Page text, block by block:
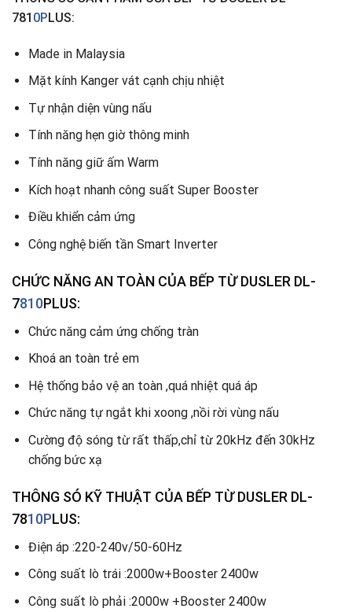
781 0PLUS:
Made in Malaysia
Mặt kính Kanger vát cạnh chịu nhiệt
Tự nhận diện vùng nấu
Tính năng hẹn giờ thông minh
Tính năng giữ ấm Warm
Kích hoạt nhanh công suất Super Booster
Điều khiển cảm ứng
Công nghệ biến tần Smart Inverter
CHỨC NĂNG AN TOÀN CỦA BẾP TỪ DUSLER DL-
7810PLUS:
Chức năng cảm ứng chống tràn
Khoá an toàn trẻ em
Hệ thống bảo vệ an toàn ,quá nhiệt quá áp
Chức năng tự ngắt khi xoong ,nồi rời vùng nấu
Cường độ sóng từ rất thấp,chỉ từ 20kHz đến 30kHz
chống bức xạ
THÔNG SÓ KỸ THUẬT CỦA BẾP TỪ DUSLER DL-
7810PLUS:
Điện áp :220-240v/50-60Hz
Công suất lò trái :2000w+Booster 2400w
Công suất lò phải :2000w +Booster 2400w